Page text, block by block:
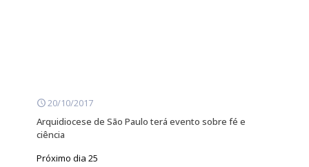
20/10/2017
Arquidiocese de São Paulo terá evento sobre fé e
ciência
Próximo dia 25